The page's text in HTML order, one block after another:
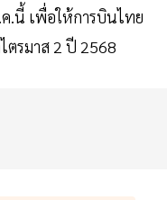
.นี้ เพื่อให้การบินไทย
รมาส 2 ปี 2568